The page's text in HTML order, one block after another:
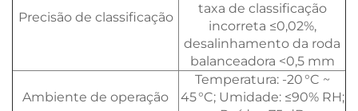
Precisão de classificação
taxa de classificação
incorreta ≤0,02%,
desalinhamento da roda
balanceadora <0,5 mm
Ambiente de operação
Temperatura: -20 °C ~
45 °C; Umidade: ≤90% RH;